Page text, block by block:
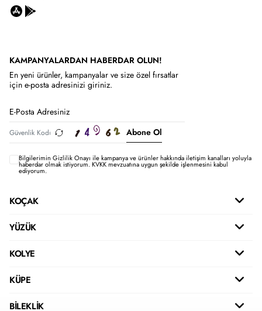
KAMPANYALARDAN HABERDAR OLUN!
En yeni ürünler, kampanyalar ve size özel fırsatlar
için e-posta adresinizi giriniz.
Abone Ol
Bilgilerimin Gizlilik Onayı ile kampanya ve ürünler hakkında iletişim kanalları yoluyla
haberdar olmak istiyorum.KVKK mevzuatına uygun şekilde işlenmesini kabul
ediyorum.
KOÇAK
YÜZÜK
KOLYE
KÜPE
BİLEKLİK